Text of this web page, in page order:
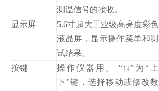
测温信号的接收。
显示屏
5.6寸超大工业级高亮度彩色
液晶屏，显示操作菜单和测
试结果。
按键
操作仪器用。 “↑↓”为“上
下”键，选择移动或修改数